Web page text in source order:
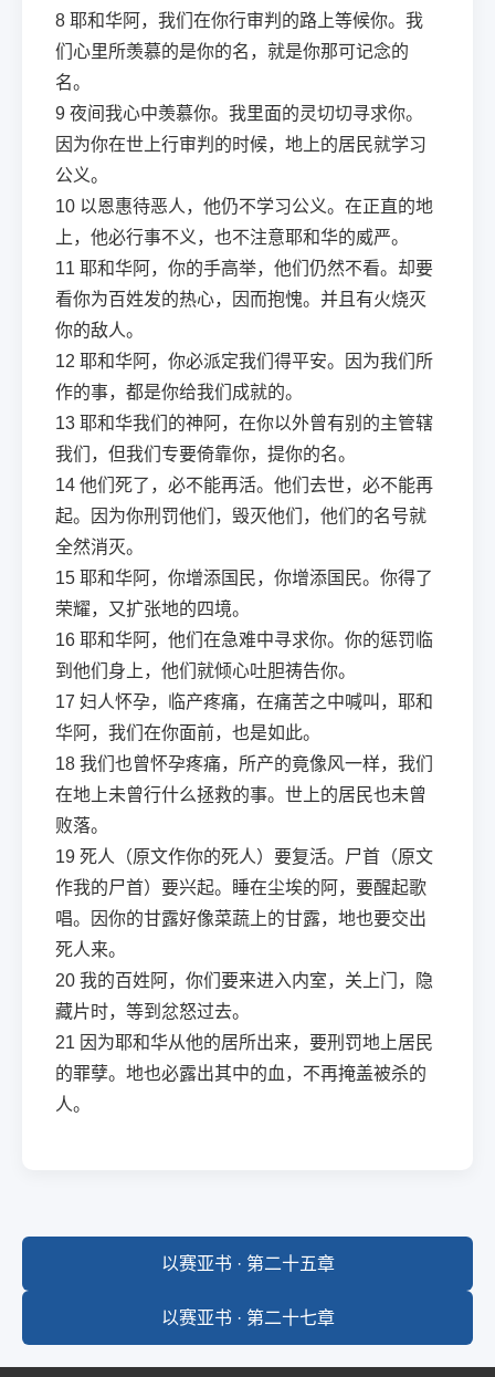
8 耶和华阿，我们在你行审判的路上等候你。我
们心里所羡慕的是你的名，就是你那可记念的
名。
9 夜间我心中羡慕你。我里面的灵切切寻求你。
因为你在世上行审判的时候，地上的居民就学习
公义。
10 以恩惠待恶人，他仍不学习公义。在正直的地
上，他必行事不义，也不注意耶和华的威严。
11 耶和华阿，你的手高举，他们仍然不看。却要
看你为百姓发的热心，因而抱愧。并且有火烧灭
你的敌人。
12 耶和华阿，你必派定我们得平安。因为我们所
作的事，都是你给我们成就的。
13 耶和华我们的神阿，在你以外曾有别的主管辖
我们，但我们专要倚靠你，提你的名。
14 他们死了，必不能再活。他们去世，必不能再
起。因为你刑罚他们，毁灭他们，他们的名号就
全然消灭。
15 耶和华阿，你增添国民，你增添国民。你得了
荣耀，又扩张地的四境。
16 耶和华阿，他们在急难中寻求你。你的惩罚临
到他们身上，他们就倾心吐胆祷告你。
17 妇人怀孕，临产疼痛，在痛苦之中喊叫，耶和
华阿，我们在你面前，也是如此。
18 我们也曾怀孕疼痛，所产的竟像风一样，我们
在地上未曾行什么拯救的事。世上的居民也未曾
败落。
19 死人（原文作你的死人）要复活。尸首（原文
作我的尸首）要兴起。睡在尘埃的阿，要醒起歌
唱。因你的甘露好像菜蔬上的甘露，地也要交出
死人来。
20 我的百姓阿，你们要来进入内室，关上门，隐
藏片时，等到忿怒过去。
21 因为耶和华从他的居所出来，要刑罚地上居民
的罪孽。地也必露出其中的血，不再掩盖被杀的
人。
以赛亚书 · 第二十五章
以赛亚书 · 第二十七章